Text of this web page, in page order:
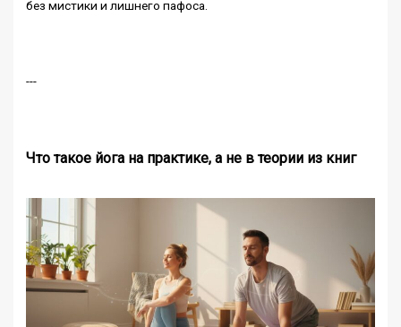
без мистики и лишнего пафоса.
---
Что такое йога на практике, а не в теории из книг